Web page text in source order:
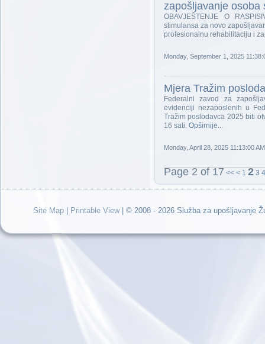
zapošljavanje
OBAVJEŠTENJE O
stimulansa za novo
profesionalnu rehabilitaciju i
Monday, September 1, 2025
Mjera Tražim
Federalni zavod za
evidenciji nezaposlenih u
Tražim poslodavca 2025 biti
16 sati. Opširnije...
Monday, April 28, 2025 11:13:00 AM
Page 2 of 17 << < 1 2 3 4
Site Map Printable View| © 2008 - 2026 Služba za upošljavanje